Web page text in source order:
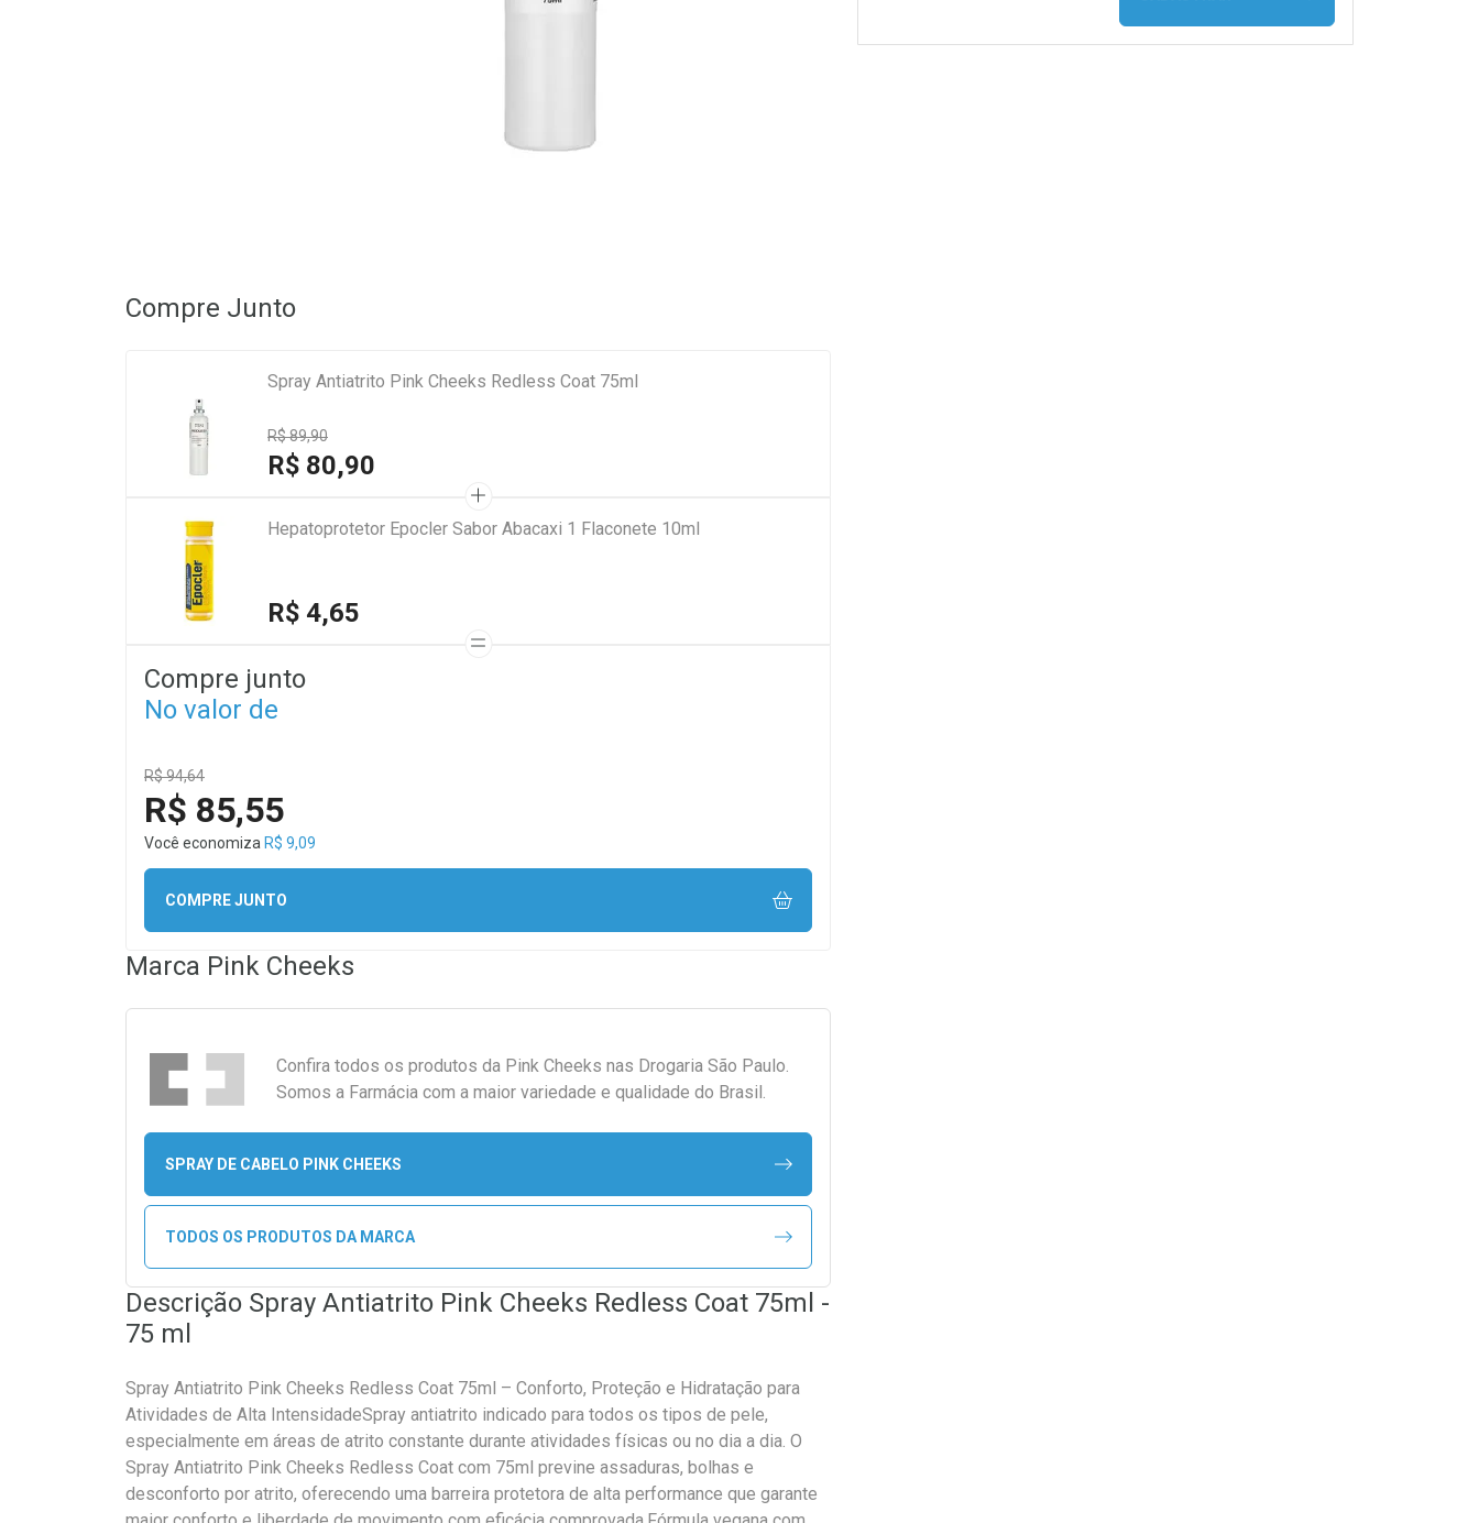
Compre Junto
Spray Antiatrito Pink Cheeks Redless Coat 75ml
R$ 89,90
R$ 80,90
Hepatoprotetor Epocler Sabor Abacaxi 1 Flaconete 10ml
R$ 4,65
Compre junto
No valor de
R$ 94,64
R$ 85,55
Você economiza R$ 9,09
COMPRE JUNTO
Marca Pink Cheeks
Confira todos os produtos da Pink Cheeks nas Drogaria São Paulo.
Somos a Farmácia com a maior variedade e qualidade do Brasil.
SPRAY DE CABELO PINK CHEEKS
TODOS OS PRODUTOS DA MARCA
Descrição Spray Antiatrito Pink Cheeks Redless Coat 75ml -
75 ml
Spray Antiatrito Pink Cheeks Redless Coat 75ml – Conforto, Proteção e Hidratação para
Atividades de Alta IntensidadeSpray antiatrito indicado para todos os tipos de pele,
especialmente em áreas de atrito constante durante atividades físicas ou no dia a dia. O
Spray Antiatrito Pink Cheeks Redless Coat com 75ml previne assaduras, bolhas e
desconforto por atrito, oferecendo uma barreira protetora de alta performance que garante